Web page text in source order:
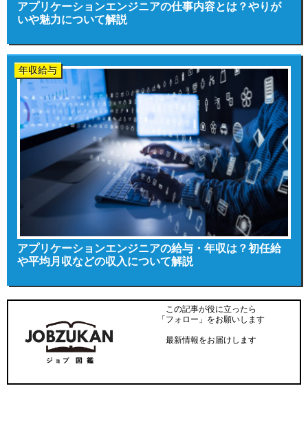
アプリケーションエンジニアの仕事内容とは？やりが
いや魅力について解説
年収給与
アプリケーションエンジニアの給与・年収は？初任給
や平均月収などの収入について解説
この記事が役に立ったら
「フォロー」をお願いします
最新情報をお届けします